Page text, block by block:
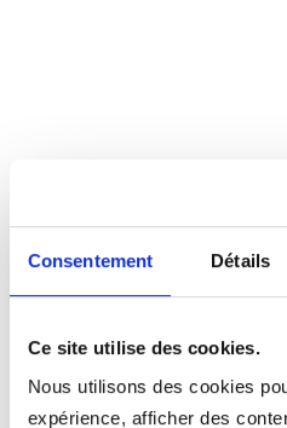
Consentement Détails
Ce site utilise des cookies.
Nous utilisons des cookies
expérience, afficher des